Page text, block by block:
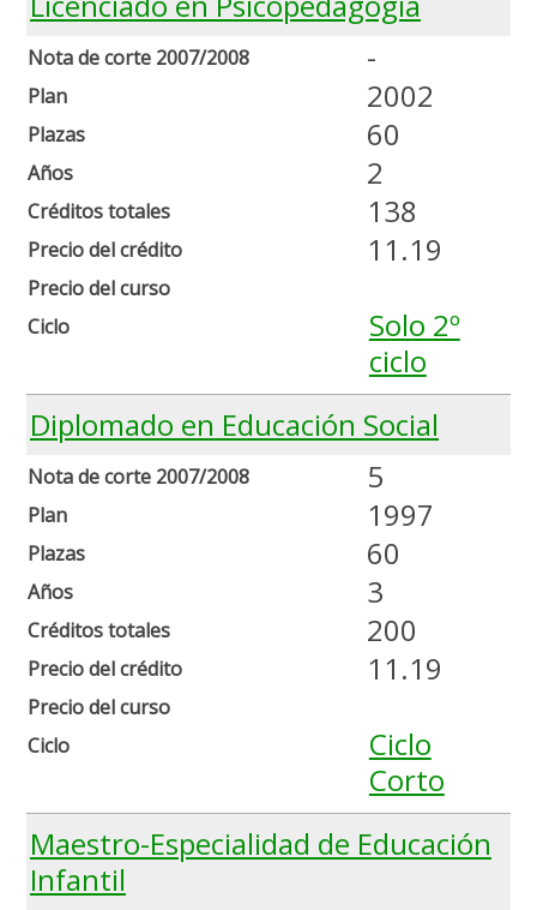
Nota de corte 2007/2008
Plan
Plazas
Años
Créditos totales
Precio del crédito
Precio del curso
Ciclo
-
2002
60
2
138
11.19
Solo 2º
ciclo
Diplomado en Educación Social
Nota de corte 2007/2008
Plan
Plazas
Años
Créditos totales
Precio del crédito
Precio del curso
Ciclo
5
1997
60
3
200
11.19
Ciclo
Corto
Maestro-Especialidad de Educación
Infantil